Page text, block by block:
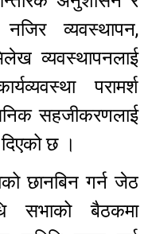
नजिर व्यवस्थापन,
व्यवस्थापनलाई
परामर्श
सहजीकरणलाई
छ ।
छानबिन गर्न जेठ
सभाको बैठकमा